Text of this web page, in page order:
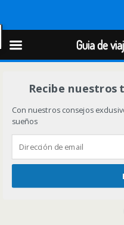
Guia de
Recibe nuestros
Con nuestros consejos
sueños
Guia de